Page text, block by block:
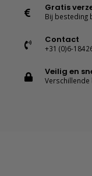
Gratis
Bij besteding
Contact
+31 (0)6-
Veilig en